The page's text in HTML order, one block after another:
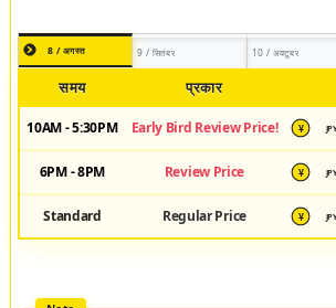
8 / अगस्त 9 / सितंबर 10 / अक्टूबर
समय प्रकार
10AM - 5:30PM Early Bird Review Price! ¥
6PM - 8PM Review Price ¥
Standard Regular Price ¥